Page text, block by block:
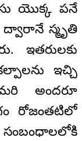
యొక్క పనే
స్మృతి
ఇతరులకు
ఇచ్చి
అందరూ
రోజంతటిలో
సంబంధాలలోకి